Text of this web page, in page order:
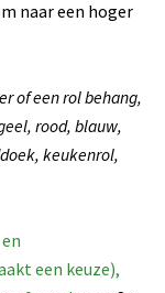
naar een hoger
of een rol behang,
rood, blauw,
keukenrol,
een keuze),